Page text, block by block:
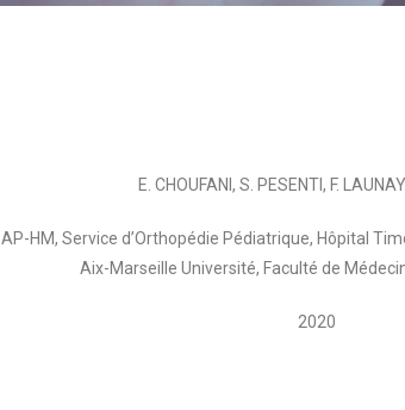
E. CHOUFANI, S. PESENTI, F.
AP-HM, Service d’Orthopédie Pédiatrique, Hôpital
Aix-Marseille Université, Faculté de
2020